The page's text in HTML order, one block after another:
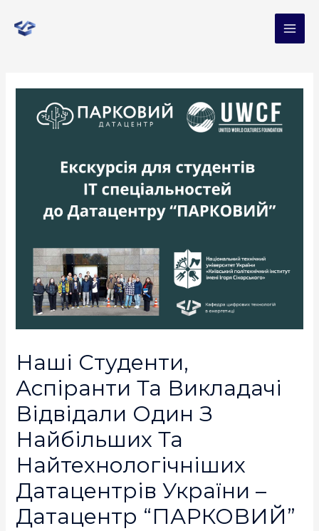
Наші Студенти,
Аспіранти Та Викладачі
Відвідали Один З
Найбільших Та
Найтехнологічніших
Датацентрів України –
Датацентр “ПАРКОВИЙ”